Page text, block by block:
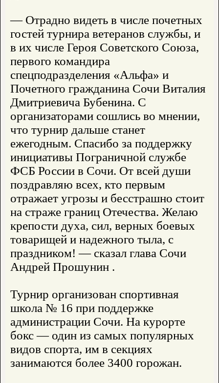
— Отрадно видеть в числе почетных
гостей турнира ветеранов службы, и
в их числе Героя Советского Союза,
первого командира
спецподразделения «Альфа» и
Почетного гражданина Сочи Виталия
Дмитриевича Бубенина. С
организаторами сошлись во мнении,
что турнир дальше станет
ежегодным. Спасибо за поддержку
инициативы Пограничной службе
ФСБ России в Сочи. От всей души
поздравляю всех, кто первым
отражает угрозы и бесстрашно стоит
на страже границ Отечества. Желаю
крепости духа, сил, верных боевых
товарищей и надежного тыла, с
праздником! — сказал глава Сочи
Андрей Прошунин .
Турнир организован спортивная
школа № 16 при поддержке
администрации Сочи. На курорте
бокс — один из самых популярных
видов спорта, им в секциях
занимаются более 3400 горожан.